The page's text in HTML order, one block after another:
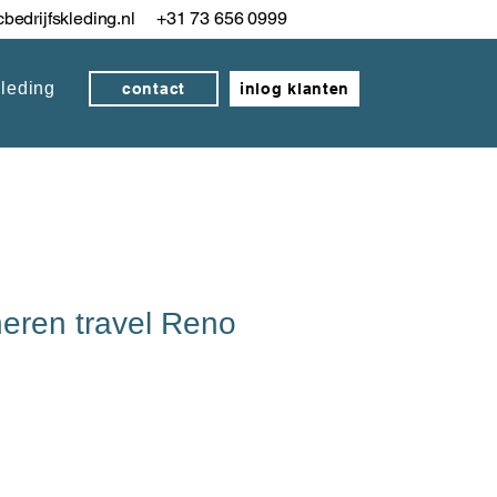
+31 73 656 0999
contact inlog klanten
travel Reno